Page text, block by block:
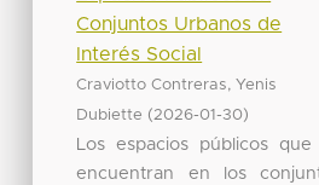
Conjuntos Urbanos de
Interés Social
Craviotto Contreras, Yenis
Dubiette (2026-01-30)
Los espacios públicos que
encuentran en los